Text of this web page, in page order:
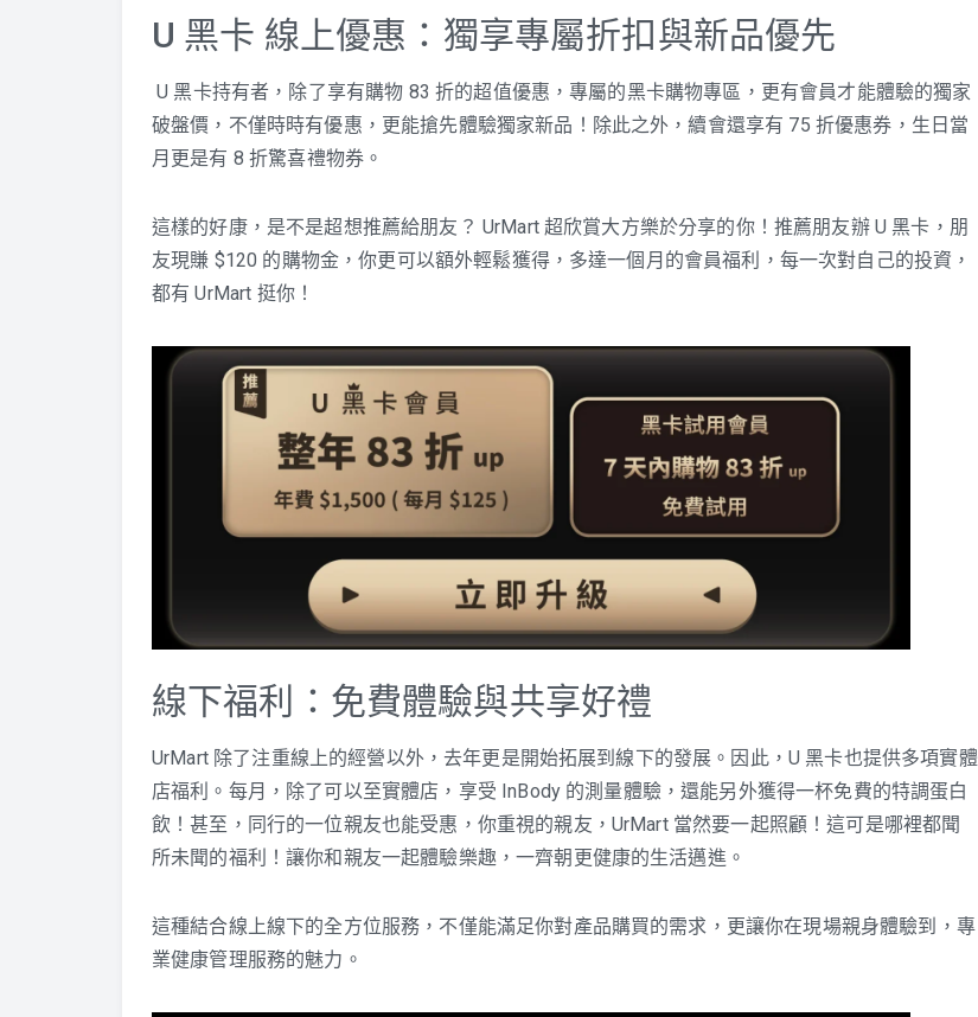
U 黑卡 線上優惠：獨享專屬折扣與新品優先
U 黑卡持有者，除了享有購物 83 折的超值優惠，專屬的黑卡購物專區，更有會員才能體驗的獨家
破盤價，不僅時時有優惠，更能搶先體驗獨家新品！除此之外，續會還享有 75 折優惠券，生日當
月更是有 8 折驚喜禮物券。
這樣的好康，是不是超想推薦給朋友？ UrMart 超欣賞大方樂於分享的你！推薦朋友辦 U 黑卡，朋
友現賺 $120 的購物金，你更可以額外輕鬆獲得，多達一個月的會員福利，每一次對自己的投資，
都有 UrMart 挺你！
線下福利：免費體驗與共享好禮
UrMart 除了注重線上的經營以外，去年更是開始拓展到線下的發展。因此，U 黑卡也提供多項實體
店福利。每月，除了可以至實體店，享受 InBody 的測量體驗，還能另外獲得一杯免費的特調蛋白
飲！甚至，同行的一位親友也能受惠，你重視的親友，UrMart 當然要一起照顧！這可是哪裡都聞
所未聞的福利！讓你和親友一起體驗樂趣，一齊朝更健康的生活邁進。
這種結合線上線下的全方位服務，不僅能滿足你對產品購買的需求，更讓你在現場親身體驗到，專
業健康管理服務的魅力。